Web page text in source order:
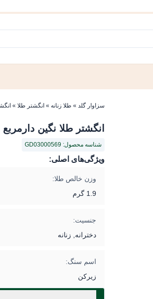
سزاوار گلد » طلا زنانه » انگشتر طلا »
انگشتر طلا نگین دارمربع
شناسه محصول: GD03000569
ویژگی‌های اصلی:
وزن خالص طلا:
1.9 گرم
جنسیت:
دخترانه, زنانه
اسم سنگ:
زیرکن